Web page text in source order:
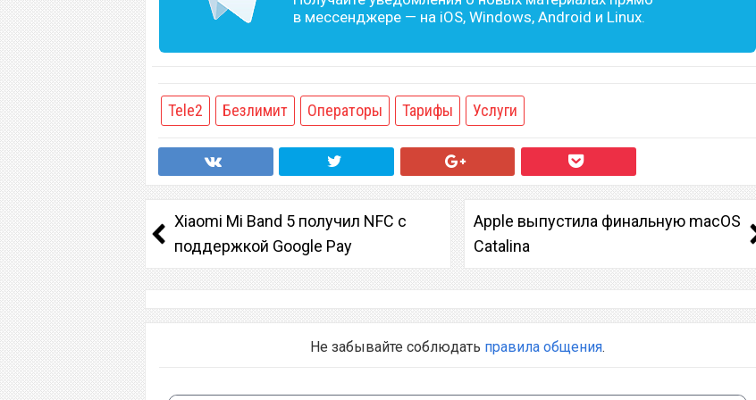
в мессенджере — на iOS, Windows, Android и Linux.
Tele2 Безлимит Операторы Тарифы Услуги
Xiaomi Mi Band 5 получил NFC с
поддержкой Google Pay
Apple выпустила финальную macOS
Catalina
Не забывайте соблюдать правила общения.